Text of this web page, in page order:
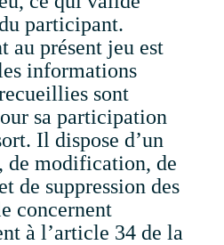
participant.
au présent jeu est
informations
sont
sa participation
Il dispose d’un
de modification, de
de suppression des
concernent
à l’article 34 de la